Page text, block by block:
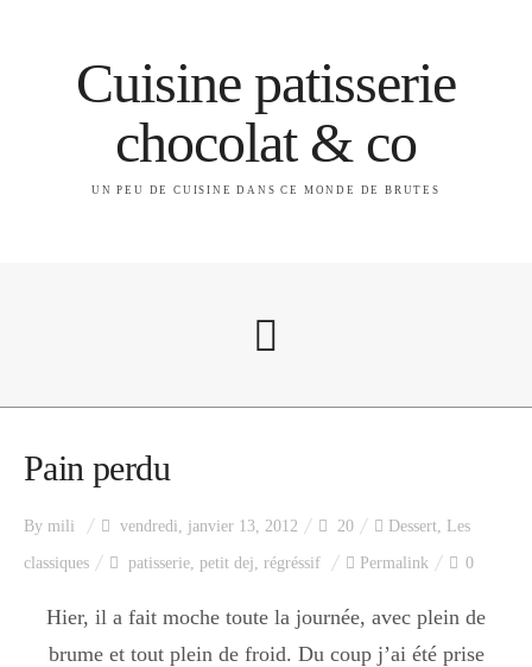
Cuisine patisserie
chocolat & co
UN PEU DE CUISINE DANS CE MONDE DE BRUTES
Index des recettes
Catégories
Pain perdu
By mili vendredi, janvier 13, 2012 20 Dessert, Les
classiques patisserie, petit dej, régréssif Permalink 0
Hier, il a fait moche toute la journée, avec plein de
brume et tout plein de froid. Du coup j’ai été prise